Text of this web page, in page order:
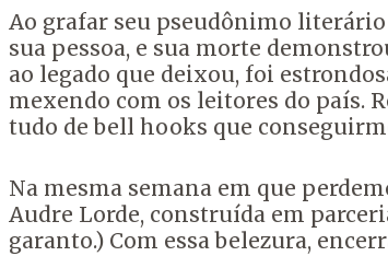
Ao grafar seu pseudônimo
sua pessoa, e sua morte
ao legado que deixou, foi
mexendo com os leitores do país.
tudo de bell hooks que
Na mesma semana em que
Audre Lorde, construída em
garanto.) Com essa belezura,